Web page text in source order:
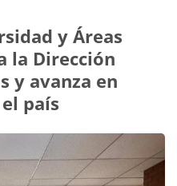
y Áreas
la Dirección
y avanza en
país